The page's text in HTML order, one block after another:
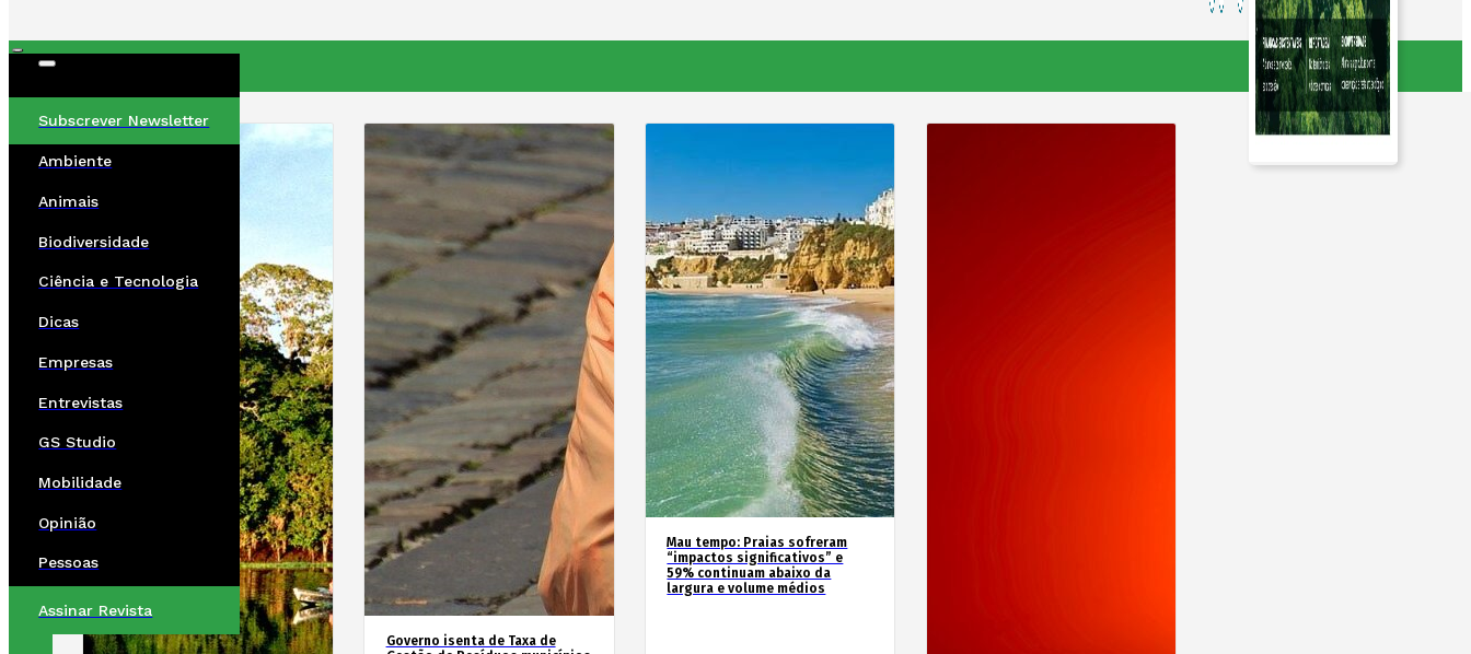
Subscrever Newsletter
Ambiente
Animais
Biodiversidade
Ciência e Tecnologia
Dicas
Empresas
Entrevistas
GS Studio
Mobilidade
Opinião
Pessoas
Assinar Revista
Governo isenta de Taxa de
Mau tempo: Praias sofreram
“impactos significativos” e
59% continuam abaixo da
largura e volume médios